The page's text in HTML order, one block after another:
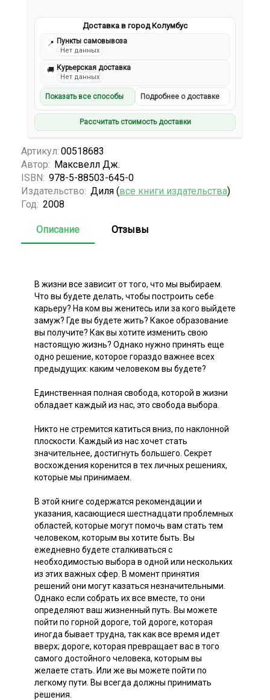
Доставка в город Колумбус
📍 Пункты самовывоза
Нет данных
🚚 Курьерская доставка
Нет данных
Показать все способы Подробнее о доставке
Рассчитать стоимость доставки
Артикул: 00518683
Автор: Максвелл Дж.
ISBN: 978-5-88503-645-0
Издательство: Диля (все книги издательства)
Год: 2008
Описание Отзывы
В жизни все зависит от того, что мы выбираем.
Что вы будете делать, чтобы построить себе
карьеру? На ком вы женитесь или за кого выйдете
замуж? Где вы будете жить? Какое образование
вы получите? Как вы хотите изменить свою
настоящую жизнь? Однако нужно принять еще
одно решение, которое гораздо важнее всех
предыдущих: каким человеком вы будете?
Единственная полная свобода, которой в жизни
обладает каждый из нас, это свобода выбора.
Никто не стремится катиться вниз, по наклонной
плоскости. Каждый из нас хочет стать
значительнее, достигнуть большего. Секрет
восхождения коренится в тех личных решениях,
которые мы принимаем.
В этой книге содержатся рекомендации и
указания, касающиеся шестнадцати проблемных
областей, которые могут помочь вам стать тем
человеком, которым вы хотите быть. Вы
ежедневно будете сталкиваться с
необходимостью выбора в одной или нескольких
из этих важных сфер. В момент принятия
решений они могут казаться незначительными.
Однако если собрать их все вместе, то они
определяют ваш жизненный путь. Вы можете
пойти по горной дороге, той дороге, которая
иногда бывает трудна, так как все время идет
вверх; дороге, которая превращает вас в того
самого достойного человека, которым вы
желаете стать. Или же вы можете пойти по
легкому пути. Вы всегда должны принимать
решения.